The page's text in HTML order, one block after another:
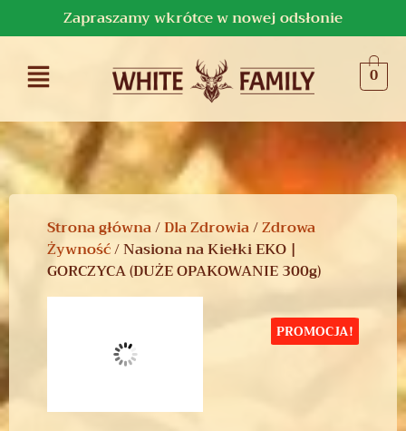
Zapraszamy wkrótce w nowej odsłonie
0
Strona główna/Dla Zdrowia/Zdrowa
Żywność/ Nasiona na Kiełki EKO |
GORCZYCA (DUŻE OPAKOWANIE 300g)
PROMOCJA!